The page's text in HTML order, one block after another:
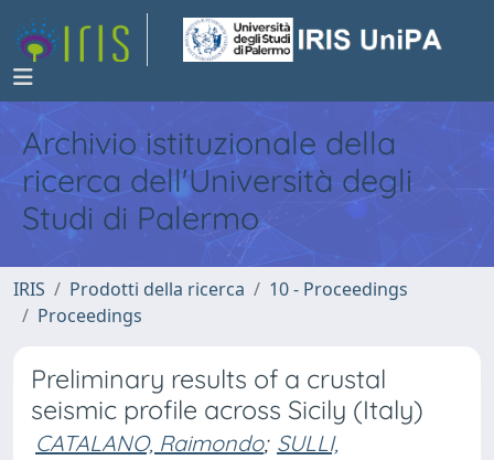
Archivio istituzionale della
ricerca dell'Università degli
Studi di Palermo
IRIS Prodotti della ricerca
10 - Proceedings
Proceedings
Preliminary results of a crustal
seismic profile across Sicily (Italy)
CATALANO, Raimondo; SULLI,